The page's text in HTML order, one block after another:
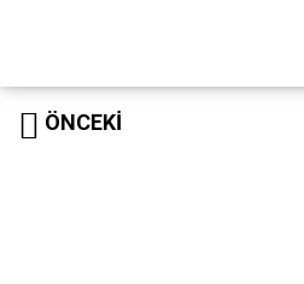
ÖNCEKI